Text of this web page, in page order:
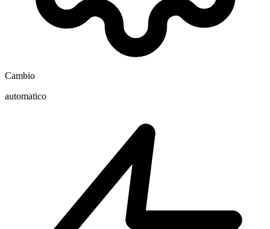
Cambio
automatico